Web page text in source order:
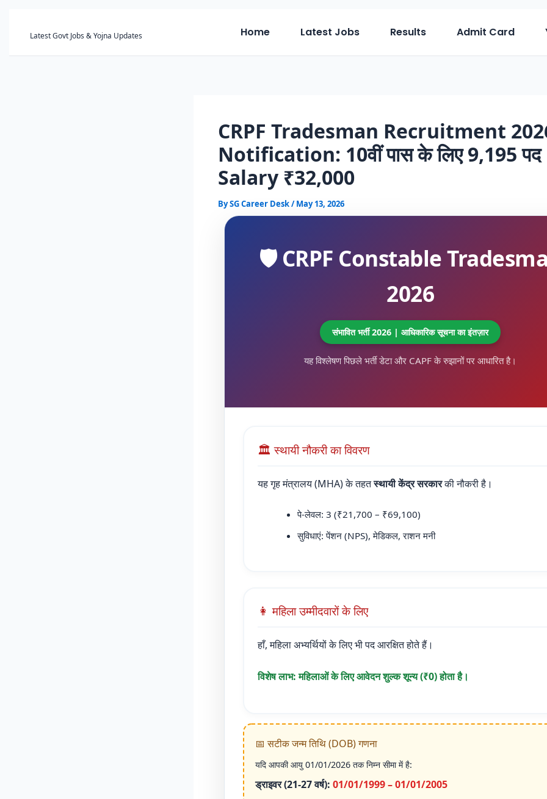
contentLatest Govt Jobs & Yojna Updates Home Latest Jobs Results Admit Card
CRPF Tradesman Recruitment
Notification: 10वीं पास के लिए 9,195 पद
Salary ₹32,000
BySG Career Desk/May 13, 2026
🛡️ CRPF Constable
2026
संभावित भर्ती 2026 | आधिकारिक सूचना का इंतज़ार
यह विश्लेषण पिछले भर्ती डेटा और CAPF के रुझानों पर आधारित है।
🏛️ स्थायी नौकरी का विवरण
यह गृह मंत्रालय (MHA) के तहतस्थायी केंद्र सरकारकी नौकरी है।
पे-लेवल: 3 (₹21,700 – ₹69,100)
सुविधाएं: पेंशन (NPS), मेडिकल, राशन मनी
👩 महिला उम्मीदवारों के लिए
हाँ, महिला अभ्यर्थियों के लिए भी पद आरक्षित होते हैं।
विशेष लाभ: महिलाओं के लिए आवेदन शुल्क शून्य (₹0) होता है।
📅 सटीक जन्म तिथि (DOB) गणना
यदि आपकी आयु 01/01/2026 तक निम्न सीमा में है:
ड्राइवर (21-27 वर्ष): 01/01/1999 – 01/01/2005